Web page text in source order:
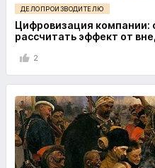
ДЕЛОПРОИЗВОДИТЕЛЮ
Цифровизация компании:
рассчитать эффект от
2